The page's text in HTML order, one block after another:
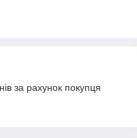
за рахунок покупця